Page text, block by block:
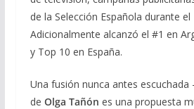
de la Selección Española durante el
Adicionalmente alcanzó el #1 en
y Top 10 en España.
Una fusión nunca antes escuchada
de Olga Tañón es una propuesta